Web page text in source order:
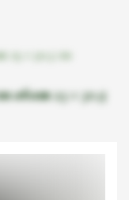
абаш 23 × 30,5